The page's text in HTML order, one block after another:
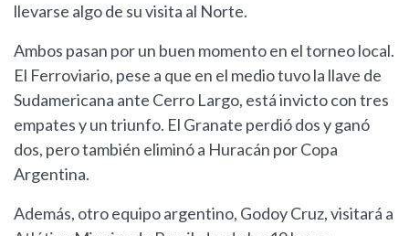
llevarse algo de su visita al Norte.
Ambos pasan por un buen momento en el torneo local.
El Ferroviario, pese a que en el medio tuvo la llave de
Sudamericana ante Cerro Largo, está invicto con tres
empates y un triunfo. El Granate perdió dos y ganó
dos, pero también eliminó a Huracán por Copa
Argentina.
Además, otro equipo argentino, Godoy Cruz, visitará a